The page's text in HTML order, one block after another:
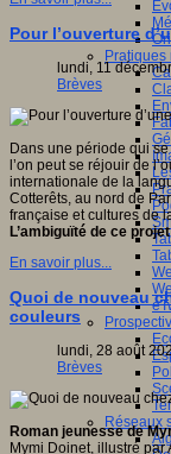
Réseaux
Pour l’ouverture
lundi, 11
Brèves
Dans une période qui
l’on peut se réjouir de
internationale de la
Cotterêts, au nord de
française et cultures de
L’ambiguïté de ce
En savoir plus...
Quoi de nouveau
couleurs
lundi, 28 août
Brèves
Roman jeunesse de
Mymi Doinet, illustré